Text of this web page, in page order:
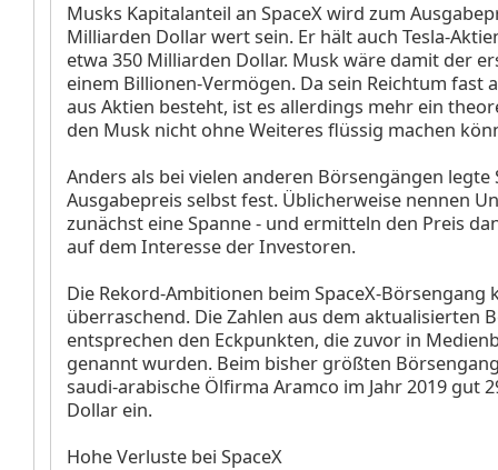
Musks Kapitalanteil an SpaceX wird zum
Milliarden Dollar wert sein. Er hält auch Tesla-
etwa 350 Milliarden Dollar. Musk wäre damit der
einem Billionen-Vermögen. Da sein Reichtum fast
aus Aktien besteht, ist es allerdings mehr ein
den Musk nicht ohne Weiteres flüssig machen
Anders als bei vielen anderen Börsengängen legte
Ausgabepreis selbst fest. Üblicherweise nennen
zunächst eine Spanne - und ermitteln den Preis
auf dem Interesse der Investoren.
Die Rekord-Ambitionen beim SpaceX-Börsengang
überraschend. Die Zahlen aus dem aktualisierten
entsprechen den Eckpunkten, die zuvor in
genannt wurden. Beim bisher größten
saudi-arabische Ölfirma Aramco im Jahr 2019 gut
Dollar ein.
Hohe Verluste bei SpaceX